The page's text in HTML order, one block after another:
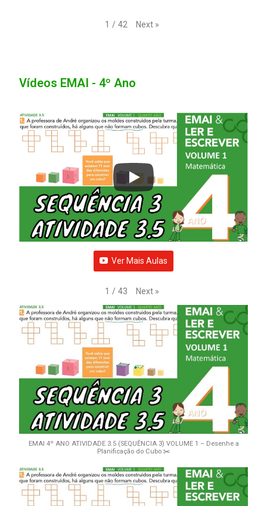
1 / 42 Next »
Vídeos EMAI - 4º Ano
Ver Mais Aulas
1 / 43 Next »
EMAI 4º ANO ATIVIDADE 3.5 (SEQUÊNCIA 3) VOLUME 1 – Desenhe a
Planificação do Cubo ✂️